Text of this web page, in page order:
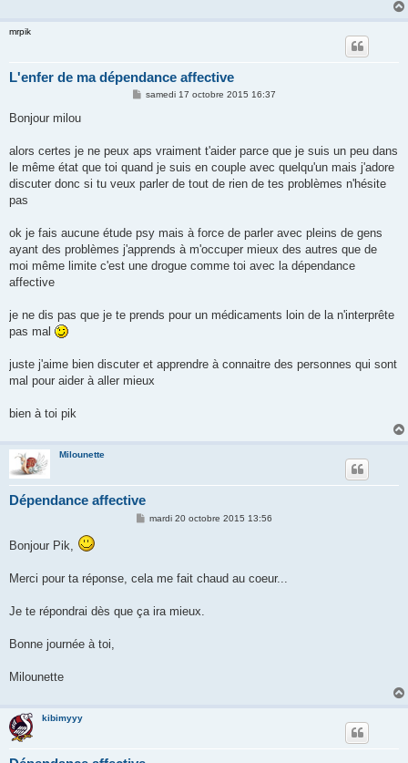
mrpik
L'enfer de ma dépendance affective
M
g
samedi 17 octobre 2015 16:37
Bonjour milou
alors certes je ne peux aps vraiment t'aider parce que je suis un peu dans
le même état que toi quand je suis en couple avec quelqu'un mais j'adore
discuter donc si tu veux parler de tout de rien de tes problèmes n'hésite
pas
ok je fais aucune étude psy mais à force de parler avec pleins de gens
ayant des problèmes j'apprends à m'occuper mieux des autres que de
moi même limite c'est une drogue comme toi avec la dépendance
affective
je ne dis pas que je te prends pour un médicaments loin de la n'interprête
pas mal
juste j'aime bien discuter et apprendre à connaitre des personnes qui sont
mal pour aider à aller mieux
bien à toi pik
Milounette
Dépendance affective
M
e
mardi 20 octobre 2015 13:56
Bonjour Pik,
Merci pour ta réponse, cela me fait chaud au coeur...
Je te répondrai dès que ça ira mieux.
Bonne journée à toi,
Milounette
kibimyyy